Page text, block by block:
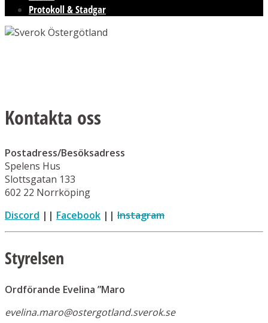
Protokoll & Stadgar
Kontakta oss
Postadress/Besöksadress
Spelens Hus
Slottsgatan 133
602 22 Norrköping
Discord || Facebook || Instagram
Styrelsen
Ordförande Evelina ”Maro
evelina.maro@ostergotland.sverok.se